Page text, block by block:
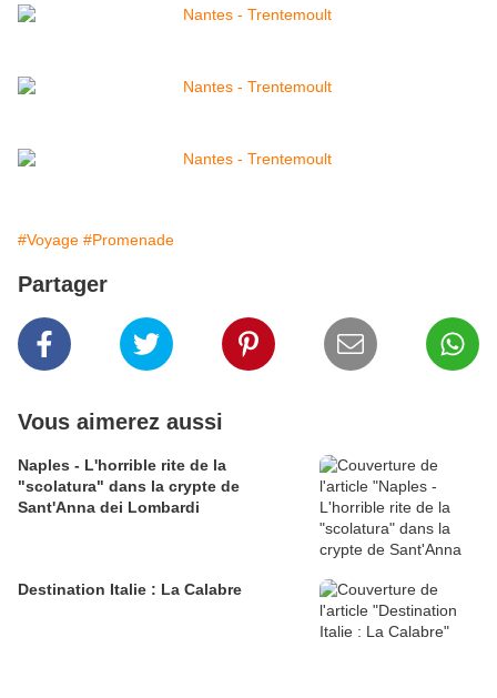
#Voyage #Promenade
Partager
Vous aimerez aussi
Naples - L'horrible rite de la
"scolatura" dans la crypte de
Sant'Anna dei Lombardi
Destination Italie : La Calabre